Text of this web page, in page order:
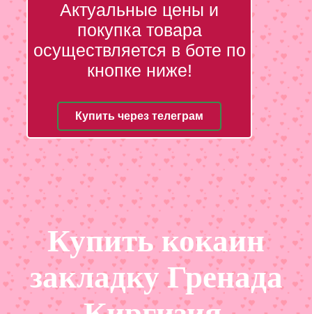
Актуальные цены и
покупка товара
осуществляется в боте по
кнопке ниже!
Купить через телеграм
Купить кокаин
закладку Гренада